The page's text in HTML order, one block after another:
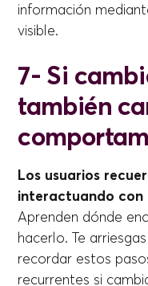
información
visible.
7- Si
también
Los usuarios
interactuando con
Aprenden dónde
hacerlo. Te
recordar estos
recurrentes si